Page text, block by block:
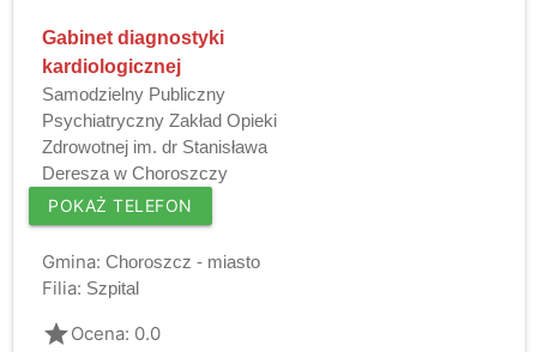
Gabinet diagnostyki
kardiologicznej
Samodzielny Publiczny
Psychiatryczny Zakład Opieki
Zdrowotnej im. dr Stanisława
Deresza w Choroszczy
POKAŻ TELEFON
Gmina: Choroszcz - miasto
Filia: Szpital
gradeOcena: 0.0